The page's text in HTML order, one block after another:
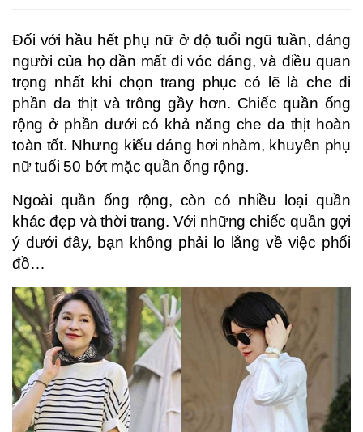
Đối với hầu hết phụ nữ ở độ tuổi ngũ tuần, dáng
người của họ dần mất đi vóc dáng, và điều quan
trọng nhất khi chọn trang phục có lẽ là che đi
phần da thịt và trông gầy hơn. Chiếc quần ống
rộng ở phần dưới có khả năng che da thịt hoàn
toàn tốt. Nhưng kiểu dáng hơi nhàm, khuyên phụ
nữ tuổi 50 bớt mặc quần ống rộng.
Ngoài quần ống rộng, còn có nhiều loại quần
khác đẹp và thời trang. Với những chiếc quần gợi
ý dưới đây, bạn không phải lo lắng về việc phối
đồ…